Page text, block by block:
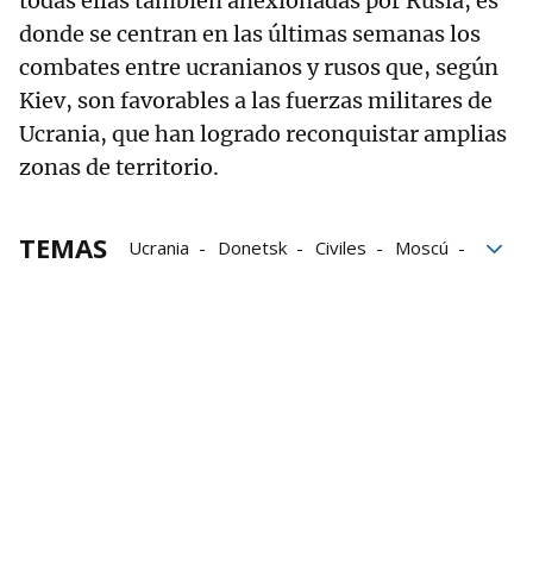
donde se centran en las últimas semanas los
combates entre ucranianos y rusos que, según
Kiev, son favorables a las fuerzas militares de
Ucrania, que han logrado reconquistar amplias
zonas de territorio.
TEMAS Ucrania Donetsk Civiles
Moscú